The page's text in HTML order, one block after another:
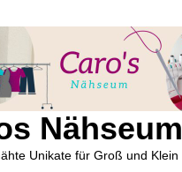
Nähseum
Unikate für Groß und Klein